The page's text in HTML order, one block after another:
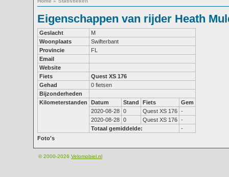
Eigenschappen van rijder Heath
Geslacht
M
Woonplaats
Swifterbant
Provincie
FL
Email
Website
Fiets
Quest XS 176
Gehad
0 fietsen
Bijzonderheden
Kilometerstanden
Datum Stand Fiets
Gem
2020-08-28 0 Quest XS 176 -
2020-08-28 0 Quest XS 176 -
Totaal gemiddelde:
-
Foto's
© 2000-2026 Velomobiel.nl